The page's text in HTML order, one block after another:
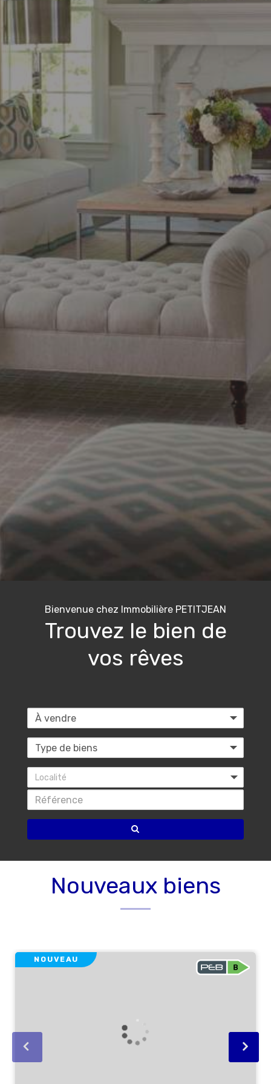
Bienvenue chez Immobilière PETITJEAN
Trouvez le bien de
vos rêves
Localité
Nouveaux biens
NOUVEAU